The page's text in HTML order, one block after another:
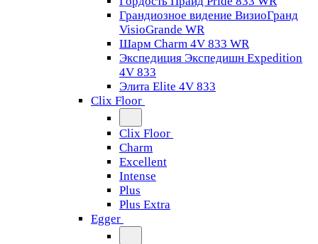
Грандиозное видение ВизиоГранд
VisioGrande WR
Шарм Charm 4V 833 WR
Экспедиция Экспедишн Expedition
4V 833
Элита Elite 4V 833
Clix Floor
Clix Floor
Charm
Excellent
Intense
Plus
Plus Extra
Egger